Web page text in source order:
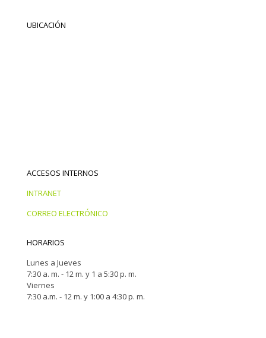
UBICACIÓN
ACCESOS INTERNOS
INTRANET
CORREO ELECTRÓNICO
HORARIOS
Lunes a Jueves
7:30 a. m. - 12 m. y 1 a 5:30 p. m.
Viernes
7:30 a.m. - 12 m. y 1:00 a 4:30 p. m.